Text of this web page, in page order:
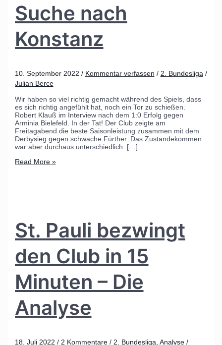
Suche nach
Konstanz
10. September 2022 / Kommentar verfassen / 2. Bundesliga /
Julian Berce
Wir haben so viel richtig gemacht während des Spiels, dass
es sich richtig angefühlt hat, noch ein Tor zu schießen.
Robert Klauß im Interview nach dem 1:0 Erfolg gegen
Arminia Bielefeld. In der Tat! Der Club zeigte am
Freitagabend die beste Saisonleistung zusammen mit dem
Derbysieg gegen schwache Fürther. Das Zustandekommen
war aber durchaus unterschiedlich. […]
Read More »
St. Pauli bezwingt
den Club in 15
Minuten – Die
Analyse
18. Juli 2022 / 2 Kommentare / 2. Bundesliga Analyse/